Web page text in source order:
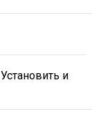
Установить и